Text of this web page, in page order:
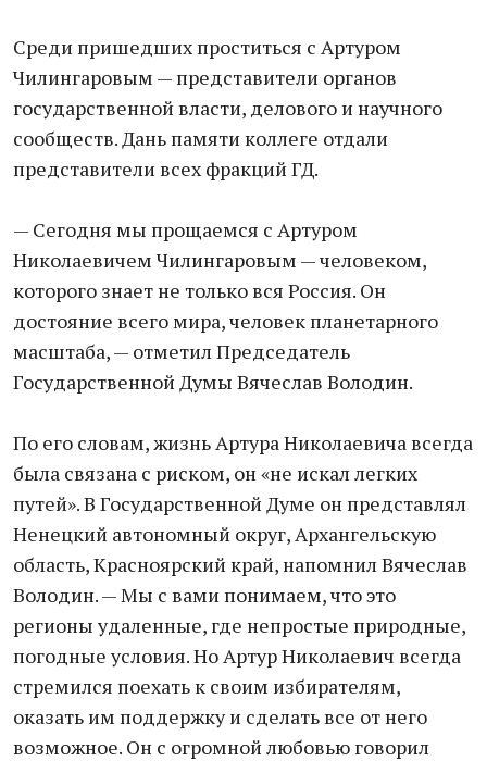
Среди пришедших проститься с Артуром
Чилингаровым — представители органов
государственной власти, делового и научного
сообществ. Дань памяти коллеге отдали
представители всех фракций ГД.
— Сегодня мы прощаемся с Артуром
Николаевичем Чилингаровым — человеком,
которого знает не только вся Россия. Он
достояние всего мира, человек планетарного
масштаба, — отметил Председатель
Государственной Думы Вячеслав Володин.
По его словам, жизнь Артура Николаевича всегда
была связана с риском, он «не искал легких
путей». В Государственной Думе он представлял
Ненецкий автономный округ, Архангельскую
область, Красноярский край, напомнил Вячеслав
Володин. — Мы с вами понимаем, что это
регионы удаленные, где непростые природные,
погодные условия. Но Артур Николаевич всегда
стремился поехать к своим избирателям,
оказать им поддержку и сделать все от него
возможное. Он с огромной любовью говорил